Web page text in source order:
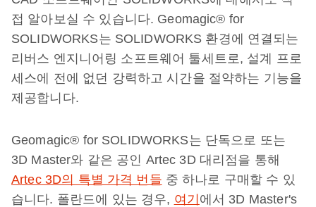
접 알아보실 수 있습니다. Geomagic® for
SOLIDWORKS는 SOLIDWORKS 환경에 연결되는
리버스 엔지니어링 소프트웨어 툴세트로, 설계 프로
세스에 전에 없던 강력하고 시간을 절약하는 기능을
제공합니다.
Geomagic® for SOLIDWORKS는 단독으로 또는
3D Master와 같은 공인 Artec 3D 대리점을 통해
Artec 3D의 특별 가격 번들 중 하나로 구매할 수 있
습니다. 폴란드에 있는 경우, 여기 에서 3D Master's